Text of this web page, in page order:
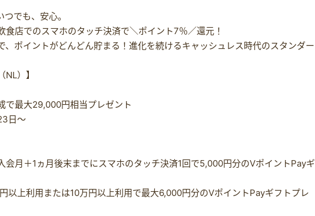
でも、安心。
食店でのスマホのタッチ決済で＼ポイント7％／還元！
、ポイントがどんどん貯まる！進化を続けるキャッシュレス時代のスタンダー
NL）】
で最大29,000円相当プレゼント
日～
会月＋1ヵ月後末までにスマホのタッチ決済1回で5,000円分のVポイントPayギ
以上利用または10万円以上利用で最大6,000円分のVポイントPayギフトプレ